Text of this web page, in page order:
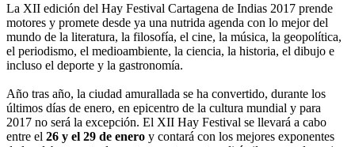
La XII edición del Hay Festival Cartagena de Indias 2017 prende
motores y promete desde ya una nutrida agenda con lo mejor del
mundo de la literatura, la filosofía, el cine, la música, la geopolítica,
el periodismo, el medioambiente, la ciencia, la historia, el dibujo e
incluso el deporte y la gastronomía.
Año tras año, la ciudad amurallada se ha convertido, durante los
últimos días de enero, en epicentro de la cultura mundial y para
2017 no será la excepción. El XII Hay Festival se llevará a cabo
entre el 26 y el 29 de enero y contará con los mejores exponentes